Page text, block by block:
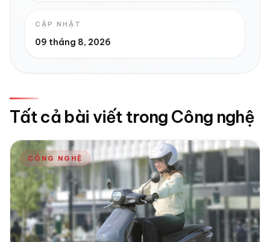
CẬP NHẬT
09 tháng 8, 2026
Tất cả bài viết trong Công nghệ
CÔNG NGHỆ